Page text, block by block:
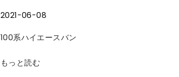
2021-06-08
100系ハイエースバン
もっと読む